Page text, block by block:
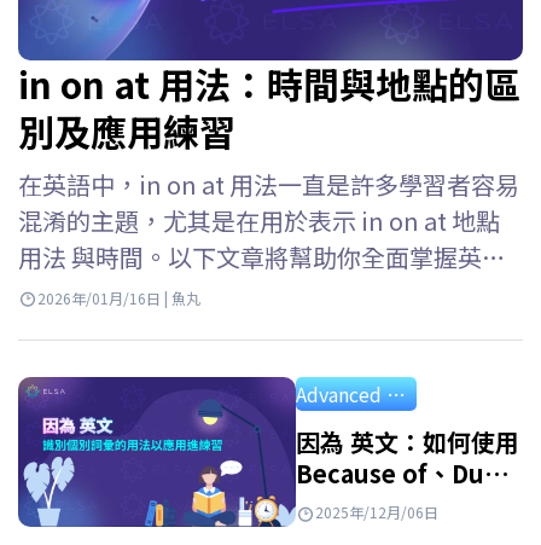
in on at 用法：時間與地點的區
別及應用練習
在英語中，in on at 用法一直是許多學習者容易
混淆的主題，尤其是在用於表示 in on at 地點
用法 與時間。以下文章將幫助你全面掌握英語
中in on at 的用法，依不同語境加以區分，並透
2026年/01月/16日 | 魚丸
Advanced Grammar
因為 英文：如何使用
Because of、Due
to、Owing to 以及
2025年/12月/06日